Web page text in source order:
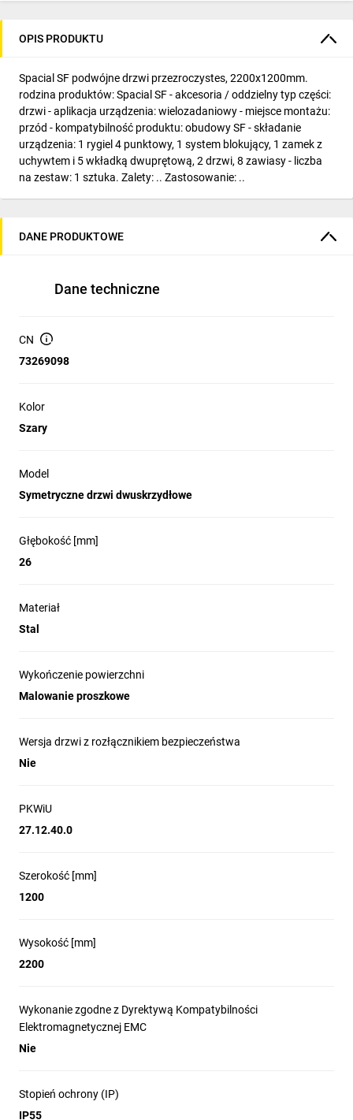
OPIS PRODUKTU
Spacial SF podwójne drzwi przezroczystes, 2200x1200mm.
rodzina produktów: Spacial SF - akcesoria / oddzielny typ części:
drzwi - aplikacja urządzenia: wielozadaniowy - miejsce montażu:
przód - kompatybilność produktu: obudowy SF - składanie
urządzenia: 1 rygiel 4 punktowy, 1 system blokujący, 1 zamek z
uchywtem i 5 wkładką dwuprętową, 2 drzwi, 8 zawiasy - liczba
na zestaw: 1 sztuka. Zalety: .. Zastosowanie: ..
DANE PRODUKTOWE
Dane techniczne
CN
73269098
Kolor
Szary
Model
Symetryczne drzwi dwuskrzydłowe
Głębokość [mm]
26
Materiał
Stal
Wykończenie powierzchni
Malowanie proszkowe
Wersja drzwi z rozłącznikiem bezpieczeństwa
Nie
PKWiU
27.12.40.0
Szerokość [mm]
1200
Wysokość [mm]
2200
Wykonanie zgodne z Dyrektywą Kompatybilności
Elektromagnetycznej EMC
Nie
Stopień ochrony (IP)
IP55